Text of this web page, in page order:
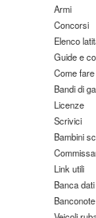
Armi
Concorsi
Elenco
Guide e
Come
Bandi di
Licenze
Scrivici
Bambini
Link utili
Banca